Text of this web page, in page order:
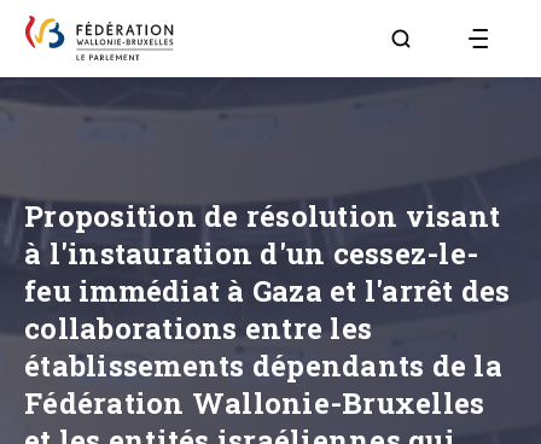
Aller à la page
Proposition de résolution visant
à l'instauration d'un cessez-le-
feu immédiat à Gaza et l'arrêt des
collaborations entre les
établissements dépendants de la
Fédération Wallonie-Bruxelles